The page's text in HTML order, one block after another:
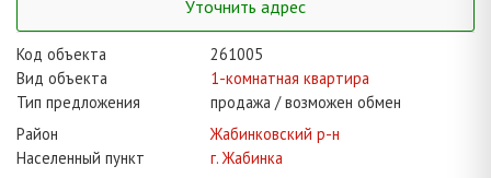
Уточнить адрес
Код объекта
261005
Вид объекта
1-комнатная квартира
Тип предложения
продажа / возможен обмен
Район
Жабинковский р-н
Населенный пункт
г. Жабинка